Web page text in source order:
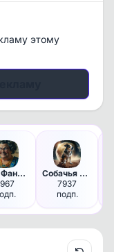
этому
Тётя Фанни | Женский юмор
Собачья планета | Собаки Пёси…
7937
подп.